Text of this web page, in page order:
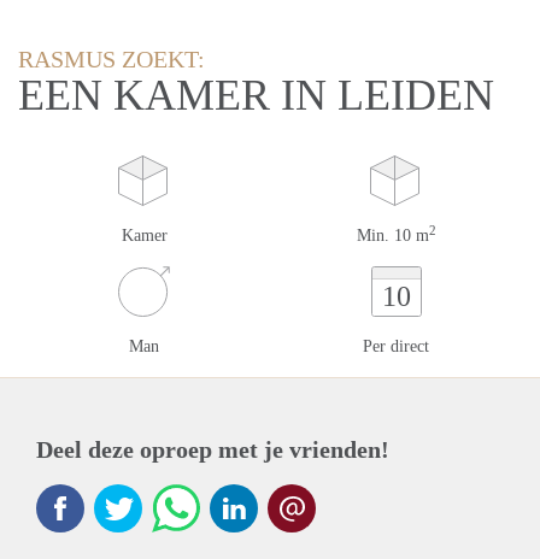
RASMUS ZOEKT:
EEN KAMER IN LEIDEN
Kamer Min. 10 m2
Man
10
Per direct
Deel deze oproep met je vrienden!